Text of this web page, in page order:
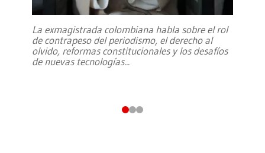
La exmagistrada colombiana habla sobre el rol
de contrapeso del periodismo, el derecho al
olvido, reformas constitucionales y los desafíos
de nuevas tecnologías...